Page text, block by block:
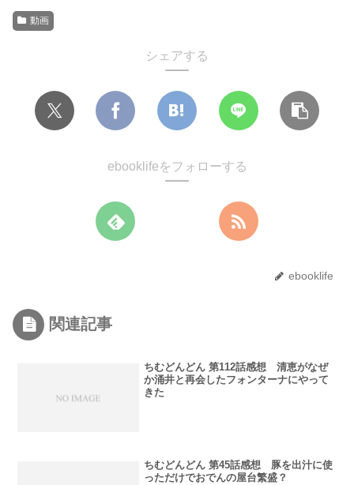
動画
シェアする
ebooklifeをフォローする
ebooklife
関連記事
ちむどんどん 第112話感想 清恵がなぜ
か涌井と再会したフォンターナにやって
きた
ちむどんどん 第45話感想 豚を出汁に使
っただけでおでんの屋台繁盛？